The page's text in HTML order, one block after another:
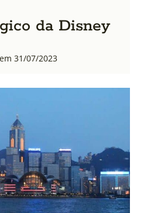
da Disney
31/07/2023